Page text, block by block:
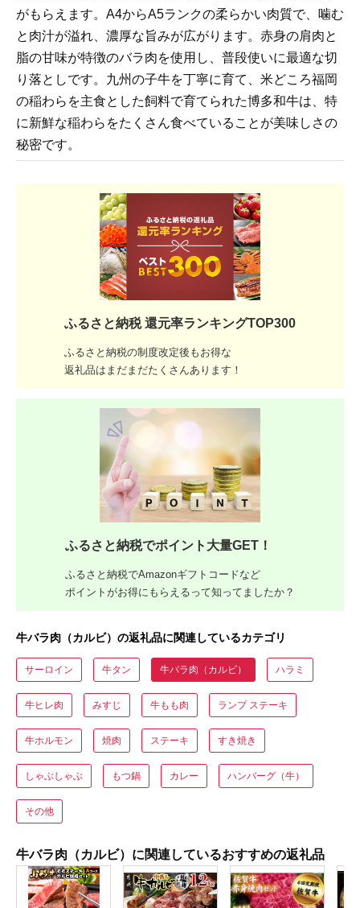
がもらえます。A4からA5ランクの柔らかい肉質で、噛む
と肉汁が溢れ、濃厚な旨みが広がります。赤身の肩肉と
脂の甘味が特徴のバラ肉を使用し、普段使いに最適な切
り落としです。九州の子牛を丁寧に育て、米どころ福岡
の稲わらを主食とした飼料で育てられた博多和牛は、特
に新鮮な稲わらをたくさん食べていることが美味しさの
秘密です。
ふるさと納税 還元率ランキングTOP300
ふるさと納税の制度改定後もお得な
返礼品はまだまだたくさんあります！
ふるさと納税でポイント大量GET！
ふるさと納税でAmazonギフトコードなど
ポイントがお得にもらえるって知ってましたか？
牛バラ肉（カルビ）の返礼品に関連しているカテゴリ
サーロイン 牛タン 牛バラ肉（カルビ） ハラミ
牛ヒレ肉 みすじ 牛もも肉 ランプ ステーキ
牛ホルモン 焼肉 ステーキ すき焼き
しゃぶしゃぶ もつ鍋 カレー ハンバーグ（牛）
その他
牛バラ肉（カルビ）に関連しているおすすめの返礼品